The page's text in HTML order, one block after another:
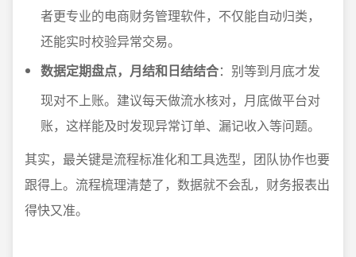
者更专业的电商财务管理软件，不仅能自动归类，
还能实时校验异常交易。
数据定期盘点，月结和日结结合：别等到月底才发
现对不上账。建议每天做流水核对，月底做平台对
账，这样能及时发现异常订单、漏记收入等问题。
其实，最关键是流程标准化和工具选型，团队协作也要
跟得上。流程梳理清楚了，数据就不会乱，财务报表出
得快又准。